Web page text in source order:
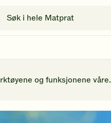
etter
og funksjonene våre.